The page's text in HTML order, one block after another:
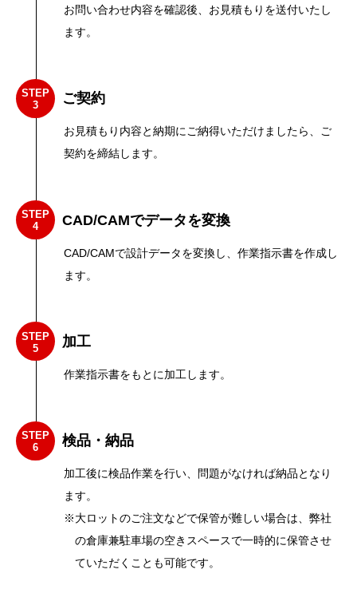
お問い合わせ内容を確認後、お見積もりを送付いたし
ます。
STEP
3
ご契約
お見積もり内容と納期にご納得いただけましたら、ご
契約を締結します。
STEP
4
CAD/CAMでデータを変換
CAD/CAMで設計データを変換し、作業指示書を作成し
ます。
STEP
5
加工
作業指示書をもとに加工します。
STEP
6
検品・納品
加工後に検品作業を行い、問題がなければ納品となり
ます。
※大ロットのご注文などで保管が難しい場合は、弊社
の倉庫兼駐車場の空きスペースで一時的に保管させ
ていただくことも可能です。